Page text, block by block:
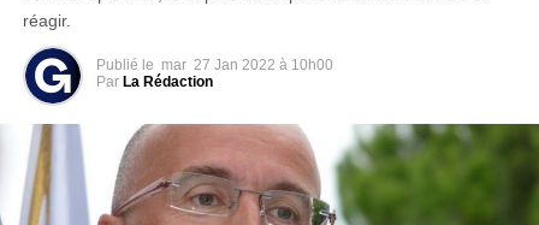
réagir.
Publié le mar 27 Jan 2022 à 10h00
Par La Rédaction